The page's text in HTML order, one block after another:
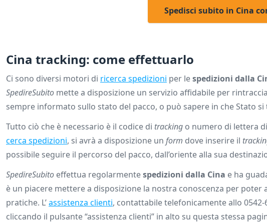
Spedisci subito in Cina
Cina tracking: come effettuarlo
Ci sono diversi motori di ricerca spedizioni per lespedizioni dalla
SpedireSubito mette a disposizione un servizio affidabile per
sempre informato sullo stato del pacco, o può sapere in che Stato si
Tutto ciò che è necessario è il codice di tracking o numero di lettera
cerca spedizioni, si avrà a disposizione un form dove inserire il
possibile seguire il percorso del pacco, dall’oriente alla sua
SpedireSubito effettua regolarmentespedizioni dalla Cina e ha
è un piacere mettere a disposizione la nostra conoscenza per
pratiche. L’assistenza clienti, contattabile telefonicamente allo
cliccando il pulsante “assistenza clienti” in alto su questa stessa